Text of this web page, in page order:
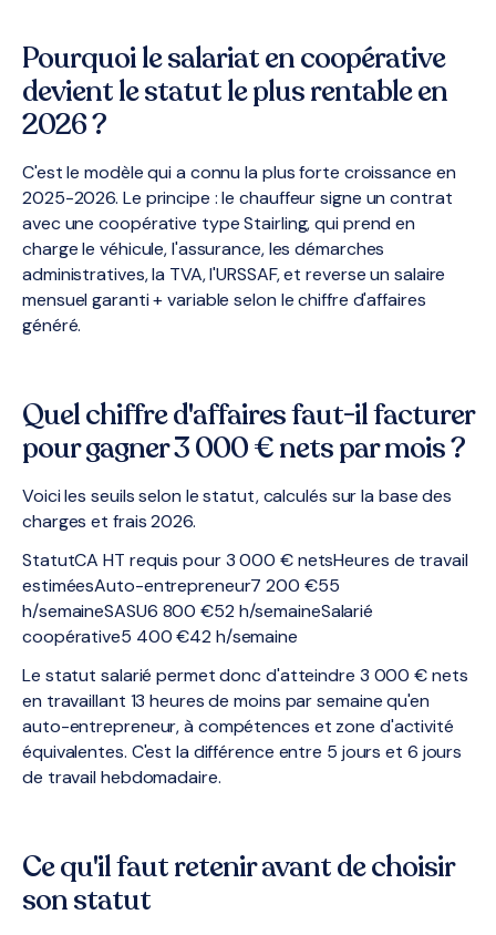
Pourquoi le salariat en coopérative
devient le statut le plus rentable en
2026 ?
C'est le modèle qui a connu la plus forte croissance en
2025-2026. Le principe : le chauffeur signe un contrat
avec une coopérative type Stairling, qui prend en
charge le véhicule, l'assurance, les démarches
administratives, la TVA, l'URSSAF, et reverse un salaire
mensuel garanti + variable selon le chiffre d'affaires
généré.
Quel chiffre d'affaires faut-il facturer
pour gagner 3 000 € nets par mois ?
Voici les seuils selon le statut, calculés sur la base des
charges et frais 2026.
StatutCA HT requis pour 3 000 € netsHeures de travail
estiméesAuto-entrepreneur7 200 €55
h/semaineSASU6 800 €52 h/semaineSalarié
coopérative5 400 €42 h/semaine
Le statut salarié permet donc d'atteindre 3 000 € nets
en travaillant 13 heures de moins par semaine qu'en
auto-entrepreneur, à compétences et zone d'activité
équivalentes. C'est la différence entre 5 jours et 6 jours
de travail hebdomadaire.
Ce qu'il faut retenir avant de choisir
son statut